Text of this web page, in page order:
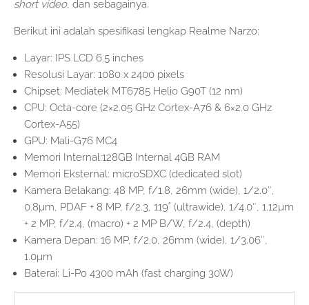
short video, dan sebagainya.
Berikut ini adalah spesifikasi lengkap Realme Narzo:
Layar: IPS LCD 6.5 inches
Resolusi Layar: 1080 x 2400 pixels
Chipset: Mediatek MT6785 Helio G90T (12 nm)
CPU: Octa-core (2×2.05 GHz Cortex-A76 & 6×2.0 GHz
Cortex-A55)
GPU: Mali-G76 MC4
Memori Internal:128GB Internal 4GB RAM
Memori Eksternal: microSDXC (dedicated slot)
Kamera Belakang: 48 MP, f/1.8, 26mm (wide), 1/2.0″,
0.8µm, PDAF + 8 MP, f/2.3, 119˚ (ultrawide), 1/4.0″, 1.12µm
+ 2 MP, f/2.4, (macro) + 2 MP B/W, f/2.4, (depth)
Kamera Depan: 16 MP, f/2.0, 26mm (wide), 1/3.06″,
1.0µm
Baterai: Li-Po 4300 mAh (fast charging 30W)